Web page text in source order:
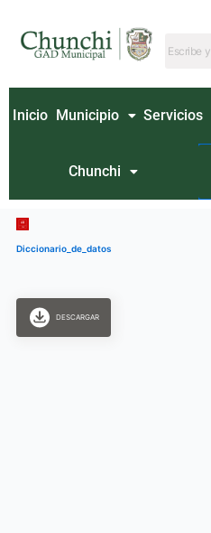
contenido
Inicio Municipio Servicios
Chunchi
Diccionario_de_datos
DESCARGAR